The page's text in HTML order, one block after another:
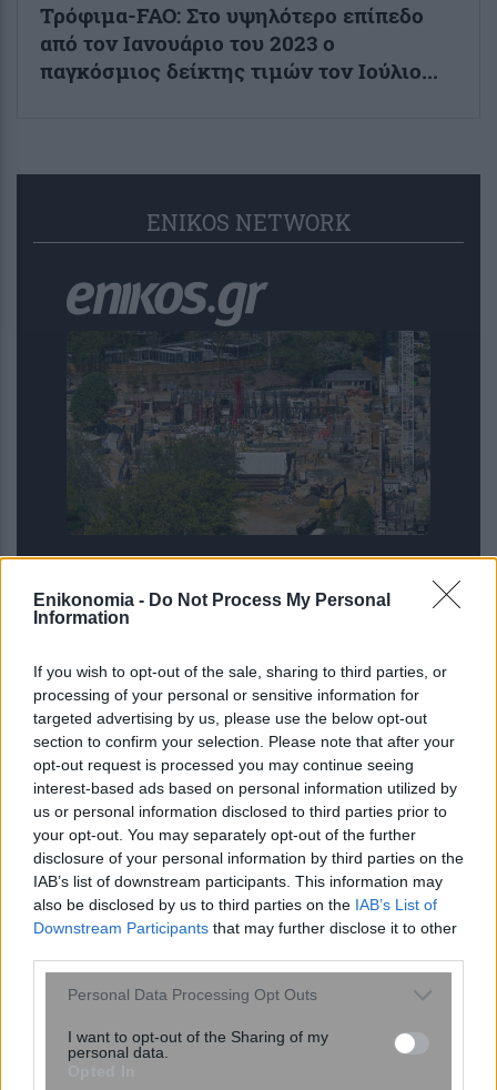
Enikonomia - Do Not Process My Personal
Information
If you wish to opt-out of the sale, sharing to third parties, or
processing of your personal or sensitive information for
targeted advertising by us, please use the below opt-out
section to confirm your selection. Please note that after your
opt-out request is processed you may continue seeing
interest-based ads based on personal information utilized by
us or personal information disclosed to third parties prior to
your opt-out. You may separately opt-out of the further
disclosure of your personal information by third parties on the
IAB’s list of downstream participants. This information may
also be disclosed by us to third parties on the IAB’s List of
Downstream Participants that may further disclose it to other
Please note that this website/app uses one or more Google
not limited to your visit or usage behaviour. You may click to
grant or deny consent to Google and its third-party tags to
Personal Data Processing Opt Outs
I want to opt-out of the Sharing of my
personal data.
Τρόφιμα-FAO: Στο υψηλότερο επίπεδο
από τον Ιανουάριο του 2023 o
παγκόσμιος δείκτης τιμών τον Ιούλιο...
ENIKOS NETWORK
ΗΠΑ: Δικαστικό «μπλόκο» στη χλιδάτη
αίθουσα των 400 εκατ. δολαρίων του
Τραμπ στον Λευκό Οίκο
Μαρούσι: Συνελήφθη σε προαύλιο
σχολείου ένας 35χρονος για διακίνηση
ναρκωτικών